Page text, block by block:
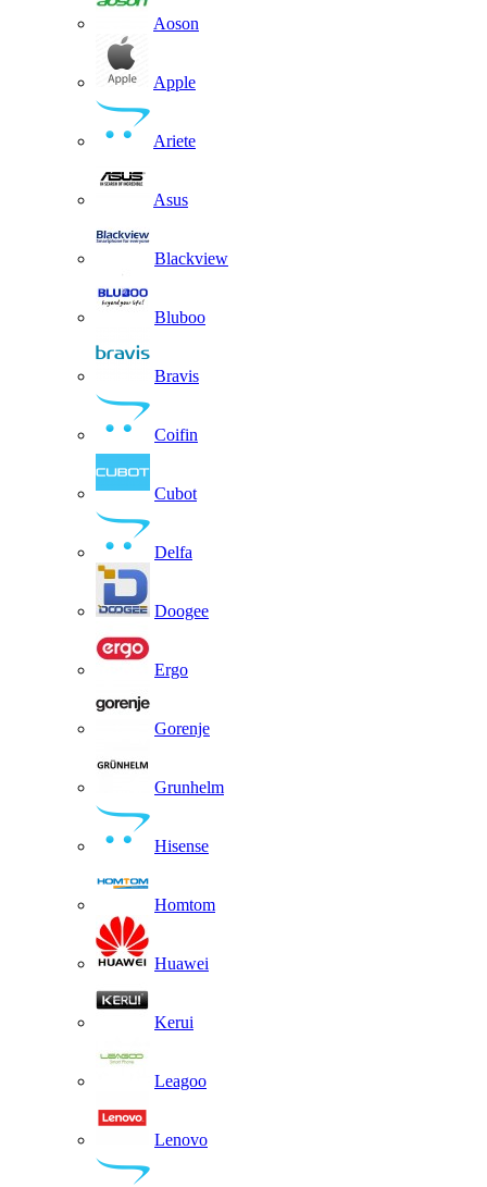
Aoson
Apple
Ariete
Asus
Blackview
Bluboo
Bravis
Coifin
Cubot
Delfa
Doogee
Ergo
Gorenje
Grunhelm
Hisense
Homtom
Huawei
Kerui
Leagoo
Lenovo